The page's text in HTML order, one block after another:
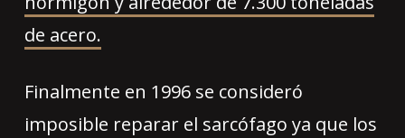
de acero.
Finalmente en 1996 se consideró
imposible reparar el sarcófago ya que los